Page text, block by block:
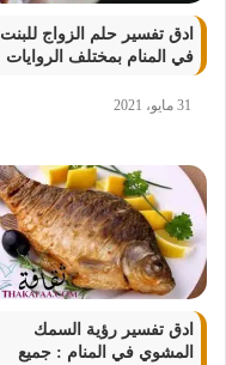
ادق تفسير حلم الزواج للبنت
في المنام بمختلف الروايات
31 مايو، 2021
ادق تفسير رؤية السمك
المشوي في المنام : جميع